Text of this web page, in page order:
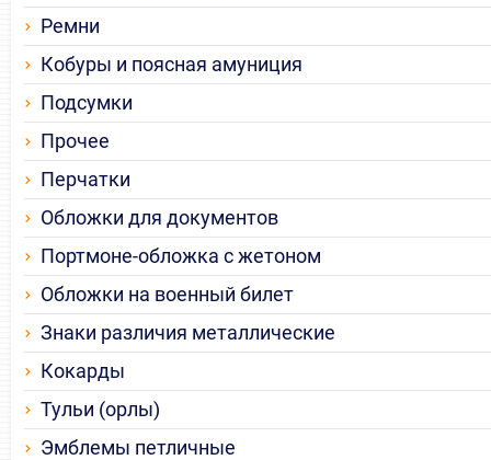
Ремни
Кобуры и поясная амуниция
Подсумки
Прочее
Перчатки
Обложки для документов
Портмоне-обложка с жетоном
Обложки на военный билет
Знаки различия металлические
Кокарды
Тульи (орлы)
Эмблемы петличные